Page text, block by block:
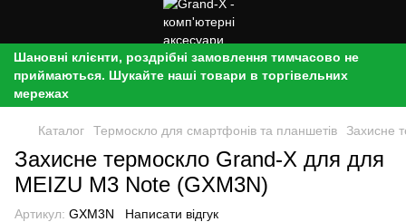
Шановні клієнти, роздрібні замовлення тимчасово не
приймаються. Шукайте наші товари в торгівельних
мережах
Каталог Термоскло для смартфонів та планшетів Захисне
Захисне термоскло Grand-X для для
MEIZU M3 Note (GXM3N)
Артикул: GXM3N Написати відгук